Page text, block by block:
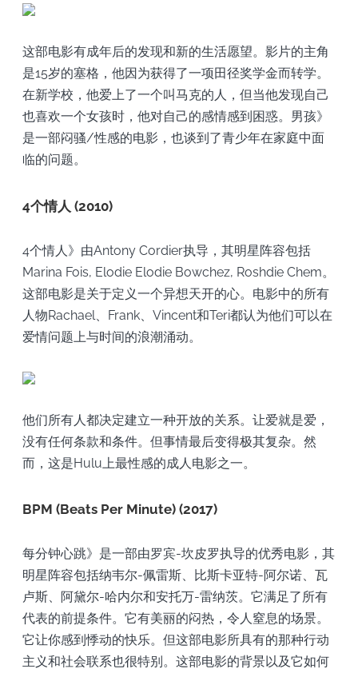
这部电影有成年后的发现和新的生活愿望。影片的主角
是15岁的塞格，他因为获得了一项田径奖学金而转学。
在新学校，他爱上了一个叫马克的人，但当他发现自己
也喜欢一个女孩时，他对自己的感情感到困惑。男孩》
是一部闷骚/性感的电影，也谈到了青少年在家庭中面
临的问题。
4个情人 (2010)
4个情人》由Antony Cordier执导，其明星阵容包括
Marina Fois, Elodie Elodie Bowchez, Roshdie Chem。
这部电影是关于定义一个异想天开的心。电影中的所有
人物Rachael、Frank、Vincent和Teri都认为他们可以在
爱情问题上与时间的浪潮涌动。
他们所有人都决定建立一种开放的关系。让爱就是爱，
没有任何条款和条件。但事情最后变得极其复杂。然
而，这是Hulu上最性感的成人电影之一。
BPM (Beats Per Minute) (2017)
每分钟心跳》是一部由罗宾-坎皮罗执导的优秀电影，其
明星阵容包括纳韦尔-佩雷斯、比斯卡亚特-阿尔诺、瓦
卢斯、阿黛尔-哈内尔和安托万-雷纳茨。它满足了所有
代表的前提条件。它有美丽的闷热，令人窒息的场景。
它让你感到悸动的快乐。但这部电影所具有的那种行动
主义和社会联系也很特别。这部电影的背景以及它如何